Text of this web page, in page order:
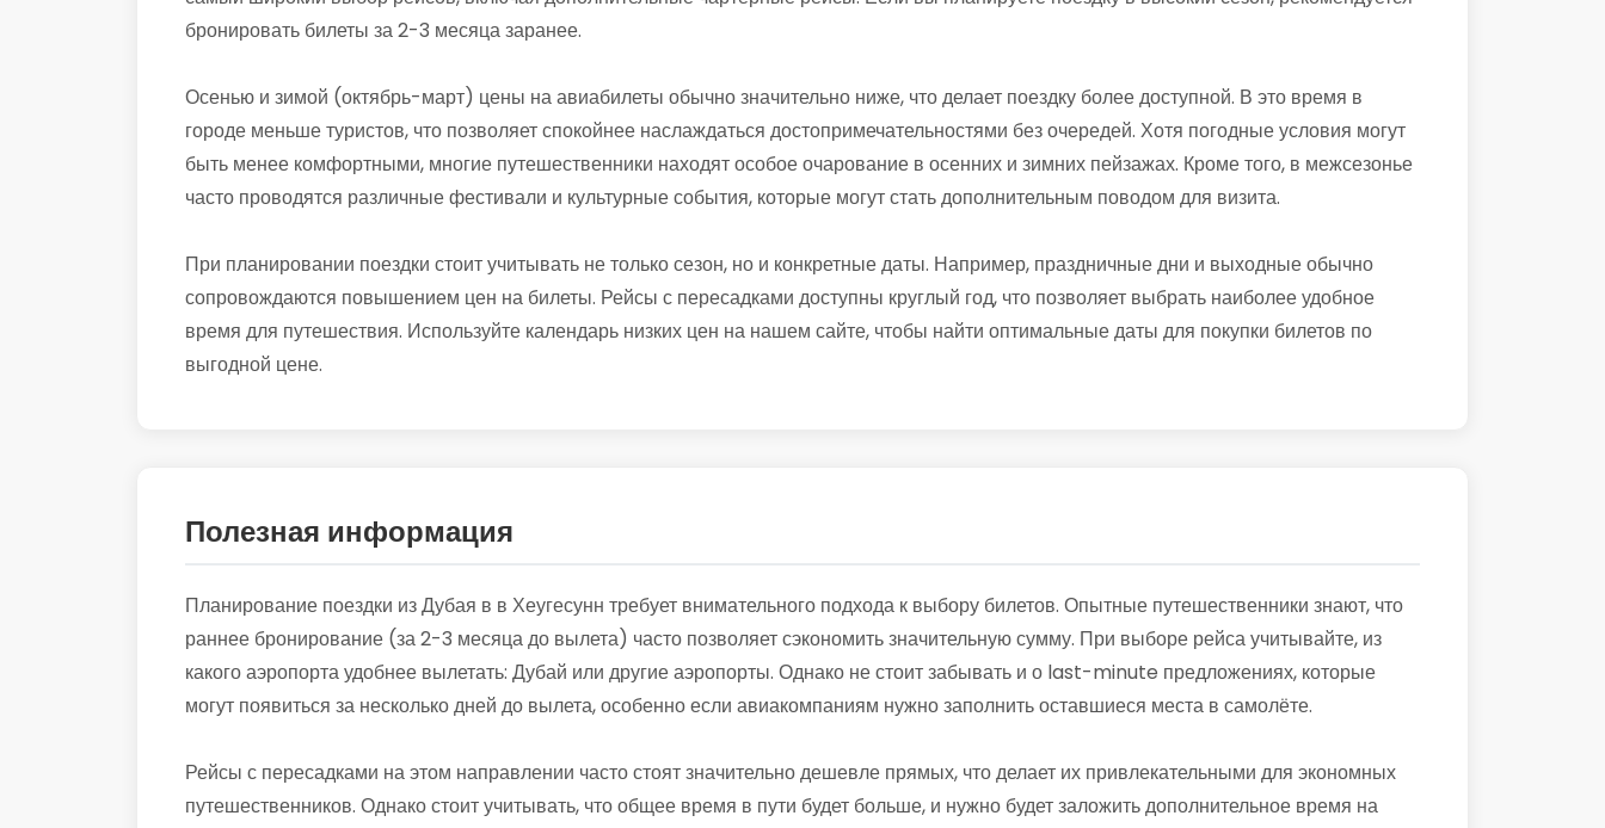
бронировать билеты за 2-3 месяца заранее.
Осенью и зимой (октябрь-март) цены на авиабилеты обычно значительно ниже, что делает поездку более доступной. В это время в
городе меньше туристов, что позволяет спокойнее наслаждаться достопримечательностями без очередей. Хотя погодные условия могут
быть менее комфортными, многие путешественники находят особое очарование в осенних и зимних пейзажах. Кроме того, в межсезонье
часто проводятся различные фестивали и культурные события, которые могут стать дополнительным поводом для визита.
При планировании поездки стоит учитывать не только сезон, но и конкретные даты. Например, праздничные дни и выходные обычно
сопровождаются повышением цен на билеты. Рейсы с пересадками доступны круглый год, что позволяет выбрать наиболее удобное
время для путешествия. Используйте календарь низких цен на нашем сайте, чтобы найти оптимальные даты для покупки билетов по
выгодной цене.
Полезная информация
Планирование поездки из Дубая в в Хеугесунн требует внимательного подхода к выбору билетов. Опытные путешественники знают, что
раннее бронирование (за 2-3 месяца до вылета) часто позволяет сэкономить значительную сумму. При выборе рейса учитывайте, из
какого аэропорта удобнее вылетать: Дубай или другие аэропорты. Однако не стоит забывать и о last-minute предложениях, которые
могут появиться за несколько дней до вылета, особенно если авиакомпаниям нужно заполнить оставшиеся места в самолёте.
Рейсы с пересадками на этом направлении часто стоят значительно дешевле прямых, что делает их привлекательными для экономных
путешественников. Однако стоит учитывать, что общее время в пути будет больше, и нужно будет заложить дополнительное время на